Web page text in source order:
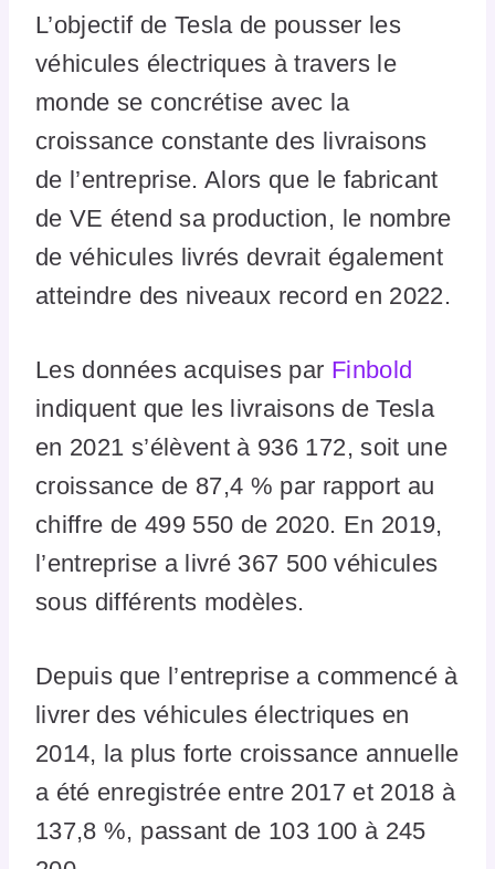
L’objectif de Tesla de pousser les
véhicules électriques à travers le
monde se concrétise avec la
croissance constante des livraisons
de l’entreprise. Alors que le fabricant
de VE étend sa production, le nombre
de véhicules livrés devrait également
atteindre des niveaux record en 2022.
Les données acquises par Finbold
indiquent que les livraisons de Tesla
en 2021 s’élèvent à 936 172, soit une
croissance de 87,4 % par rapport au
chiffre de 499 550 de 2020. En 2019,
l’entreprise a livré 367 500 véhicules
sous différents modèles.
Depuis que l’entreprise a commencé à
livrer des véhicules électriques en
2014, la plus forte croissance annuelle
a été enregistrée entre 2017 et 2018 à
137,8 %, passant de 103 100 à 245